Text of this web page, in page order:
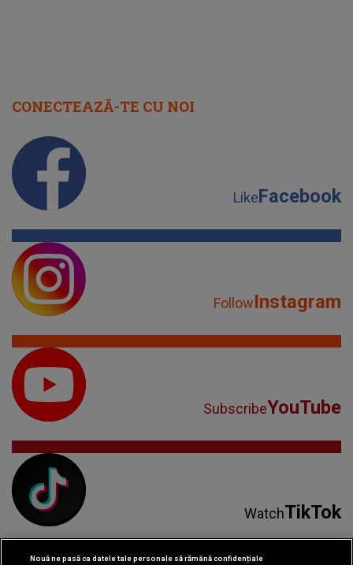
CONECTEAZĂ-TE CU NOI
LikeFacebook
FollowInstagram
SubscribeYouTube
WatchTikTok
Nouă ne pasă ca datele tale personale să rămână confidențiale